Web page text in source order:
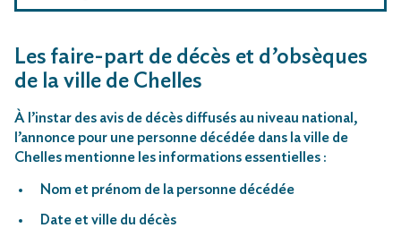
Les faire-part de décès et d’obsèques
de la ville de Chelles
À l’instar des avis de décès diffusés au niveau national,
l’annonce pour une personne décédée dans la ville de
Chelles mentionne les informations essentielles :
Nom et prénom de la personne décédée
Date et ville du décès